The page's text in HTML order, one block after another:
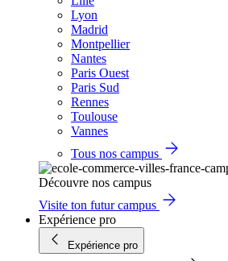
Lyon
Madrid
Montpellier
Nantes
Paris Ouest
Paris Sud
Rennes
Toulouse
Vannes
Tous nos campus
Découvre nos campus
Visite ton futur campus
Expérience pro
Expérience pro